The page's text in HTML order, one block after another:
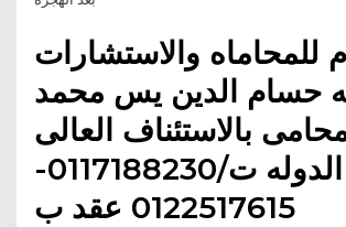
للمحاماه والاستشارات
حسام الدين يس محمد
بالاستئناف العالى
ومجلس الدوله ت/0117188230-
0122517615 عقد ب